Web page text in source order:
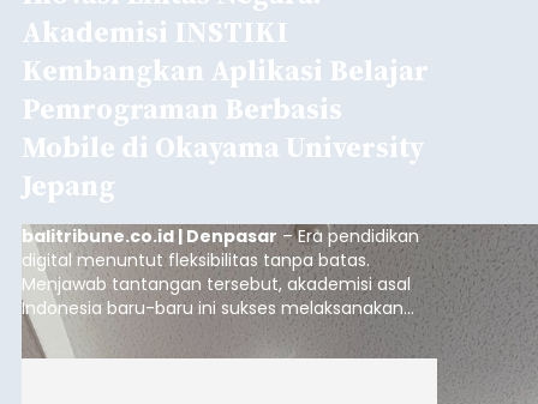
Akademisi INSTIKI
Kembangkan Aplikasi Belajar
Pemrograman Berbasis
Mobile di Okayama University
Jepang
balitribune.co.id | Denpasar– Era pendidikan
digital menuntut fleksibilitas tanpa batas.
Menjawab tantangan tersebut, akademisi asal
Indonesia baru-baru ini sukses melaksanakan
program Pengabdian Kepada Masyarakat (PKM)
skala internasional di Distributed Systems